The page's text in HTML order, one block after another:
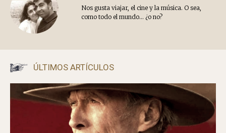
Nos gusta viajar, el cine y la música. O sea,
como todo el mundo... ¿o no?
ÚLTIMOS ARTÍCULOS